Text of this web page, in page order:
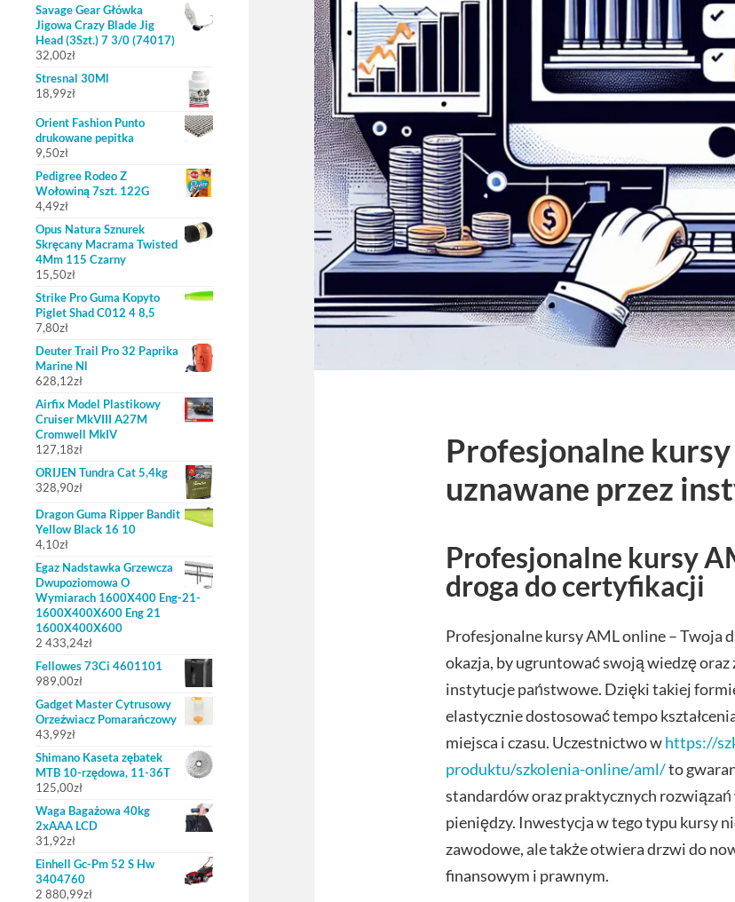
Savage Gear Główka
Jigowa Crazy Blade Jig
Head (3Szt.) 7 3/0 (74017)
32,00zł
Stresnal 30Ml
18,99zł
Orient Fashion Punto
drukowane pepitka
9,50zł
Pedigree Rodeo Z
Wołowiną 7szt. 122G
4,49zł
Opus Natura Sznurek
Skręcany Macrama Twisted
4Mm 115 Czarny
15,50zł
Strike Pro Guma Kopyto
Piglet Shad C012 4 8,5
7,80zł
Deuter Trail Pro 32 Paprika
Marine Nl
628,12zł
Airfix Model Plastikowy
Cruiser MkVIII A27M
Cromwell MkIV
127,18zł
ORIJEN Tundra Cat 5,4kg
328,90zł
Dragon Guma Ripper Bandit
Yellow Black 16 10
4,10zł
Egaz Nadstawka Grzewcza
Dwupoziomowa O
Wymiarach 1600X400 Eng-21-
1600X400X600 Eng 21
1600X400X600
2 433,24zł
Fellowes 73Ci 4601101
989,00zł
Gadget Master Cytrusowy
Orzeźwiacz Pomarańczowy
43,99zł
Shimano Kaseta zębatek
MTB 10-rzędowa, 11-36T
125,00zł
Waga Bagażowa 40kg
2xAAA LCD
31,92zł
Einhell Gc-Pm 52 S Hw
3404760
2 880,99zł
Profesjonalne
uznawane przez
Profesjonalne kursy
droga do certyfikacji
Profesjonalne kursy AML online – Twoja
okazja, by ugruntować swoją wiedzę
instytucje państwowe. Dzięki takiej
elastycznie dostosować tempo
miejsca i czasu. Uczestnictwo whttps://
produktu/szkolenia-online/aml/to
standardów oraz praktycznych rozwiązań
pieniędzy. Inwestycja w tego typu kursy
zawodowe, ale także otwiera drzwi do
finansowym i prawnym.